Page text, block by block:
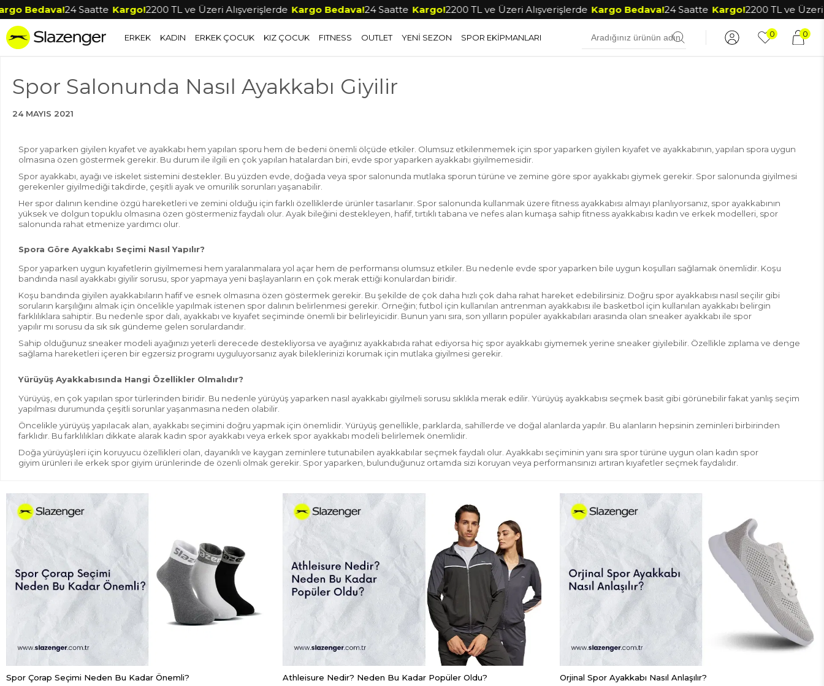
Bedava!24 Saatte Kargo!2200 TL ve Üzeri Alışverişlerde Kargo Bedava!24 Saatte Kargo!2200 TL ve Üzeri Alışverişlerde Kargo Bedava!24 Saatte Kargo!2200 TL ve Üzeri
ERKEK KADIN ERKEK ÇOCUK KIZ ÇOCUK FITNESS OUTLET YENİ SEZON SPOR EKİPMANLARI 0 0
Spor Salonunda Nasıl Ayakkabı Giyilir
24 MAYIS 2021
Spor yaparken giyilen kıyafet ve ayakkabı hem yapılan sporu hem de bedeni önemli ölçüde etkiler. Olumsuz etkilenmemek için spor yaparken giyilen kıyafet ve ayakkabının, yapılan spora uygun
olmasına özen göstermek gerekir. Bu durum ile ilgili en çok yapılan hatalardan biri, evde spor yaparken ayakkabı giyilmemesidir
Spor ayakkabı, ayağı ve iskelet sistemini destekler. Bu yüzden evde, doğada veya spor salonunda mutlaka sporun türüne ve zemine göre spor ayakkabı giymek gerekir. Spor salonunda giyilmesi
gerekenler giyilmediği takdirde, çeşitli ayak ve omurilik sorunları yaşanabilir.
Her spor dalının kendine özgü hareketleri ve zemini olduğu için farklı özelliklerde ürünler tasarlanır. Spor salonunda kullanmak üzerefitness ayakkabısı almayı planlıyorsanız, spor ayakkabının
yüksek ve dolgun topuklu olmasına özen göstermeniz faydalı olur. Ayak bileğini destekleyen, hafif, tırtıklı tabana ve nefes alan kumaşa sahip fitness ayakkabısı kadın ve erkek modelleri, spor
salonunda rahat etmenize yardımcı olur.
Spora Göre Ayakkabı Seçimi Nasıl Yapılır?
Spor yaparken uygun kıyafetlerin giyilmemesi hem yaralanmalara yol açar hem de performansı olumsuz etkiler. Bu nedenle evde spor yaparken bile uygun koşulları sağlamak önemlidir. Koşu
bandında nasıl ayakkabı giyilir sorusu, spor yapmaya yeni başlayanların en çok merak ettiği konulardan biridir.
Koşu bandında giyilen ayakkabıların hafif ve esnek olmasına özen göstermek gerekir. Bu şekilde de çok daha hızlı çok daha rahat hareket edebilirsiniz. Doğru spor ayakkabısı nasıl seçilir gibi
soruların karşılığını almak için öncelikle yapılmak istenen spor dalının belirlenmesi gerekir. Örneğin; futbol için kullanılan antrenman ayakkabısı ile basketbol için kullanılan ayakkabı belirgin
farklılıklara sahiptir. Bu nedenle spor dalı, ayakkabı ve kıyafet seçiminde önemli bir belirleyicidir. Bunun yanı sıra, son yılların popüler ayakkabıları arasında olan sneaker ayakkabı ile spor
yapılır mı sorusu da sık sık gündeme gelen sorulardandır.
Sahip olduğunuz sneaker modeli ayağınızı yeterli derecede destekliyorsa ve ayağınız ayakkabıda rahat ediyorsa hiç spor ayakkabı giymemek yerine sneaker giyilebilir. Özellikle zıplama ve denge
sağlama hareketleri içeren bir egzersiz programı uyguluyorsanız ayak bileklerinizi korumak için mutlaka giyilmesi gerekir.
Yürüyüş Ayakkabısında Hangi Özellikler Olmalıdır?
Yürüyüş, en çok yapılan spor türlerinden biridir. Bu nedenle yürüyüş yaparken nasıl ayakkabı giyilmeli sorusu sıklıkla merak edilir. Yürüyüş ayakkabısı seçmek basit gibi görünebilir fakat yanlış seçim
yapılması durumunda çeşitli sorunlar yaşanmasına neden olabilir.
Öncelikle yürüyüş yapılacak alan, ayakkabı seçimini doğru yapmak için önemlidir. Yürüyüş genellikle, parklarda, sahillerde ve doğal alanlarda yapılır. Bu alanların hepsinin zeminleri birbirinden
farklıdır. Bu farklılıkları dikkate alarak kadın spor ayakkabı veya erkek spor ayakkabı modeli belirlemek önemlidir.
Doğa yürüyüşleri için koruyucu özellikleri olan, dayanıklı ve kaygan zeminlere tutunabilen ayakkabılar seçmek faydalı olur. Ayakkabı seçiminin yanı sıra spor türüne uygun olan kadın spor
giyim ürünleri ile erkek spor giyim ürünlerinde de özenli olmak gerekir. Spor yaparken, bulunduğunuz ortamda sizi koruyan veya performansınızı artıran kıyafetler seçmek faydalıdır.
Spor Çorap Seçimi Neden Bu Kadar Önemli?
Athleisure Nedir? Neden Bu Kadar Popüler Oldu?
Orjinal Spor Ayakkabı Nasıl Anlaşılır?